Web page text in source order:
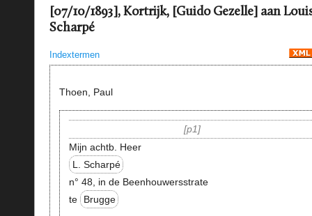
[07/10/1893], Kortrijk, [Guido Gezelle] aan
Scharpé
Indextermen
Thoen, Paul
p1
Mijn achtb. Heer
L. Scharpé
n° 48, in de Beenhouwersstrate
te
Brugge